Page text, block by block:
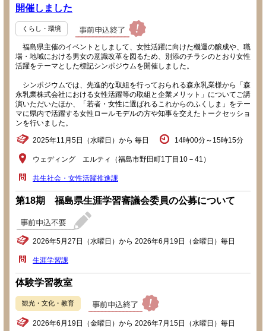
開催しました
くらし・環境
福島県主催のイベントとしまして、女性活躍に向けた機運の醸成や、職
場・地域における男女の意識改革を図るため、別添のチラシのとおり女性
活躍をテーマとした標記シンポジウムを開催しました。
シンポジウムでは、先進的な取組を行っておられる森永乳業様から「森
永乳業株式会社における女性活躍等の取組と企業メリット」についてご講
演いただいたほか、「若者・女性に選ばれるこれからのふくしま」をテー
マに県内で活躍する女性ロールモデルの方や知事を交えたトークセッショ
ンを行いました。
2025年11月5日（水曜日）から 毎日 14時00分～15時15分
ウェディング エルティ（福島市野田町1丁目10－41）
共生社会・女性活躍推進課
第18期 福島県生涯学習審議会委員の公募について
2026年5月27日（水曜日）から 2026年6月19日（金曜日）毎日
生涯学習課
体験学習教室
観光・文化・教育
2026年6月19日（金曜日）から 2026年7月15日（水曜日）毎日